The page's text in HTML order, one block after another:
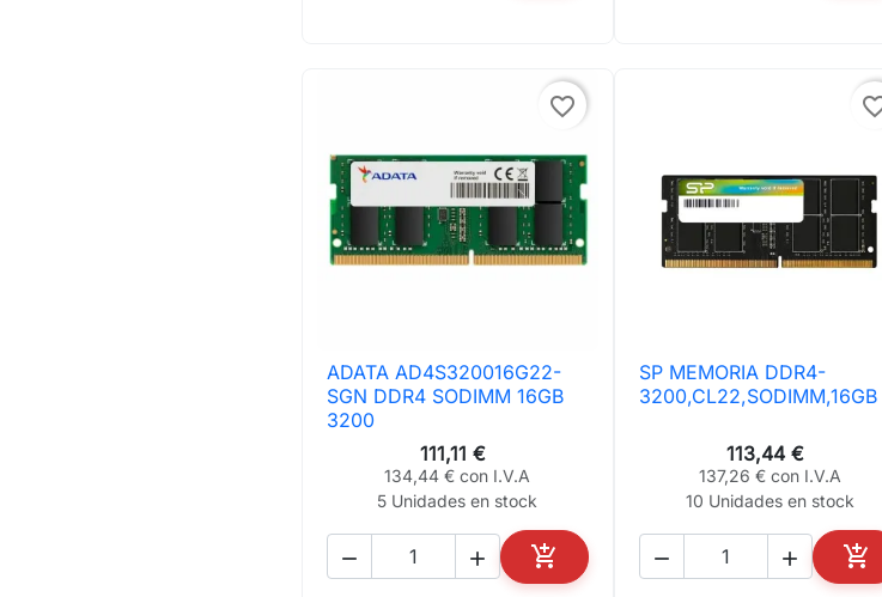
favorite_border
 Vista rápida
ADATA AD4S320016G22-
SGN DDR4 SODIMM 16GB
3200
111,11 €
134,44 € con I.V.A
5 Unidades en stock
  
AÑADIR AL CARRITO
 Vista rápida
SP MEMORIA DDR4-
3200,CL22,SODIMM,16GB
113,44 €
137,26 € con I.V.A
10 Unidades en stock
  